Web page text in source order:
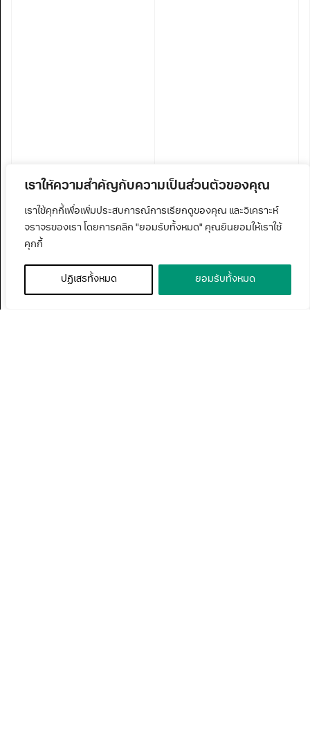
เราให้ความสำคัญกับความเป็นส่วนตัวของคุณ
เราใช้คุกกี้เพื่อเพิ่มประสบการณ์การเรียกดูของคุณ และวิเคราะห์
จราจรของเรา โดยการคลิก "ยอมรับทั้งหมด" คุณยินยอมให้เราใช้
คุกกี้
ปฏิเสธทั้งหมด ยอมรับทั้งหมด